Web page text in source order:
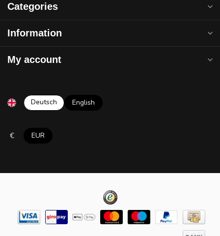
Categories
Information
My account
Deutsch English
€ EUR